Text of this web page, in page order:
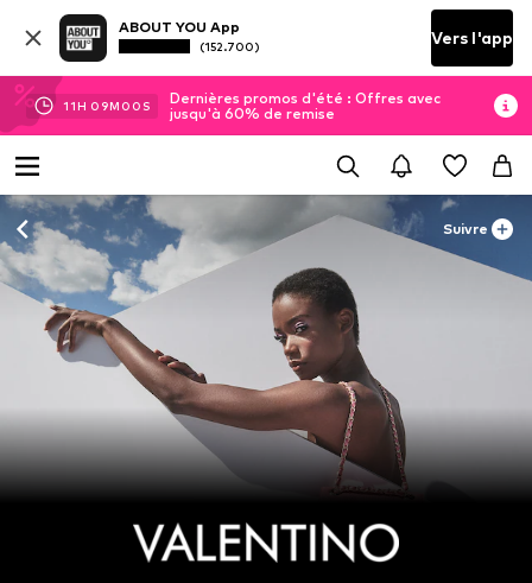
ABOUT YOU App
(152.700) Vers l'app
11H 08M 58 S
Dernières promos d'été : Offres avec
jusqu'à 60% de remise
Suivre